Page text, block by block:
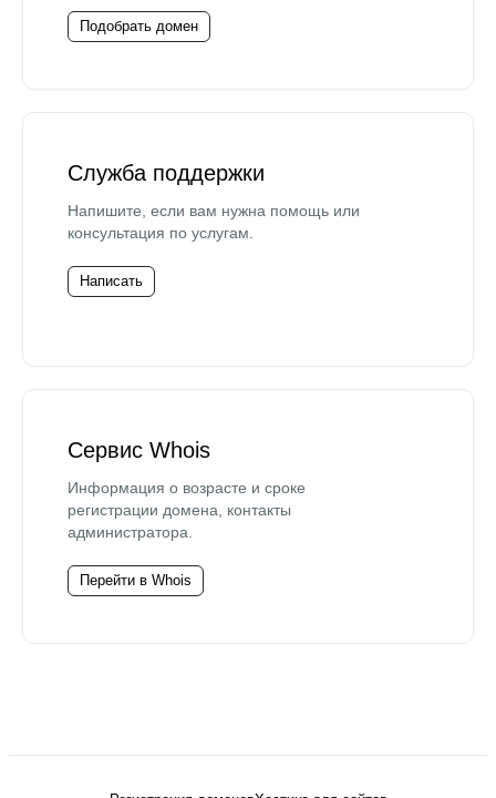
Подобрать домен
Служба поддержки
Напишите, если вам нужна помощь или
консультация по услугам.
Написать
Сервис Whois
Информация о возрасте и сроке
регистрации домена, контакты
администратора.
Перейти в Whois